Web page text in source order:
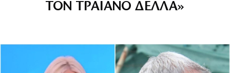
ΤΟΝ ΤΡΑΙΑΝΟ ΔΕΛΛΑ»